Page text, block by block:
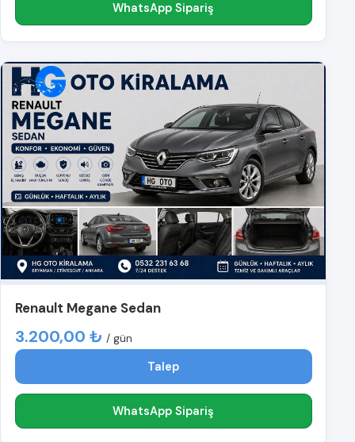
WhatsApp Sipariş
Renault Megane Sedan
3.200,00 ₺ / gün
Talep
WhatsApp Sipariş